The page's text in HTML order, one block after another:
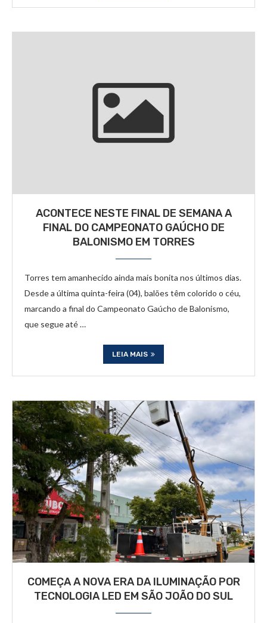
ACONTECE NESTE FINAL DE SEMANA A
FINAL DO CAMPEONATO GAÚCHO DE
BALONISMO EM TORRES
Torres tem amanhecido ainda mais bonita nos últimos dias.
Desde a última quinta-feira (04), balões têm colorido o céu,
marcando a final do Campeonato Gaúcho de Balonismo,
que segue até …
LEIA MAIS
COMEÇA A NOVA ERA DA ILUMINAÇÃO POR
TECNOLOGIA LED EM SÃO JOÃO DO SUL